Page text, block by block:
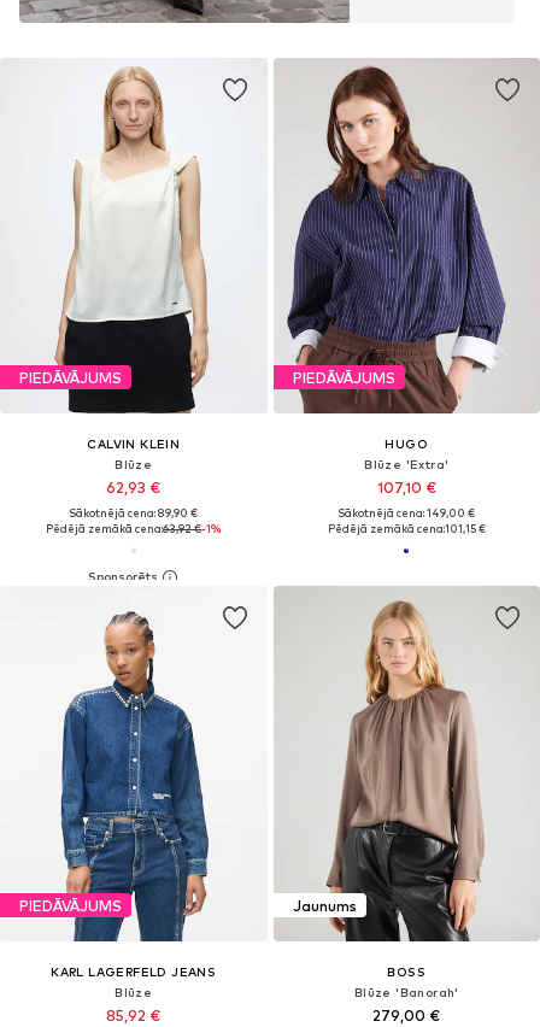
PIEDĀVĀJUMS
CALVIN KLEIN
Blūze
62,93 €
Sākotnējā cena: 89,90 €
Pēdējā zemākā cena:63,92 €-1%
PIEDĀVĀJUMS
HUGO
Blūze 'Extra'
107,10 €
Sākotnējā cena: 149,00 €
Pēdējā zemākā cena:101,15 €
PIEDĀVĀJUMS
KARL LAGERFELD JEANS
Blūze
85,92 €
Jaunums
BOSS
Blūze 'Banorah'
279,00 €